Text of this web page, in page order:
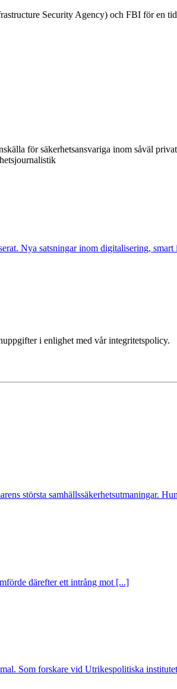
Security Agency) och FBI för en
för säkerhetsansvariga inom såväl
Nya satsningar inom digitalisering,
i enlighet med vår integritetspolicy.
största samhällssäkerhetsutmaningar.
därefter ett intrång mot [...]
Som forskare vid Utrikespolitiska